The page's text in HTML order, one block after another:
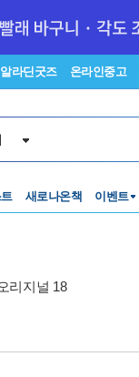
알라딘굿즈 온라인중고
새로나온책 이벤트
리지널 18